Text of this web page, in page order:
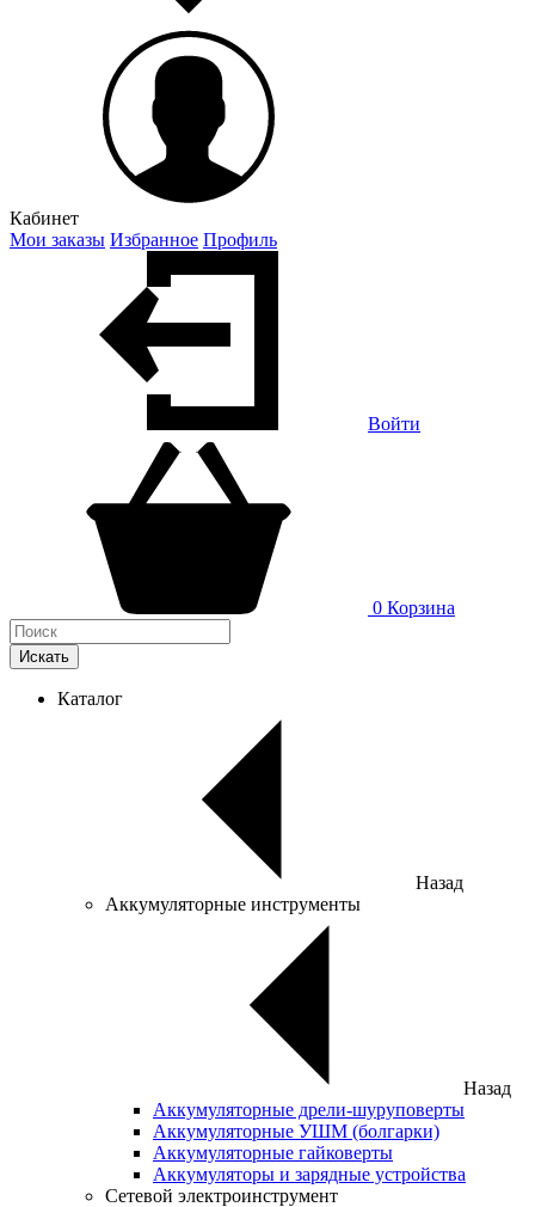
Кабинет
Мои заказы Избранное Профиль
Войти
0 Корзина
Искать
Каталог
Назад
Аккумуляторные инструменты
Назад
Аккумуляторные дрели-шуруповерты
Аккумуляторные УШМ (болгарки)
Аккумуляторные гайковерты
Аккумуляторы и зарядные устройства
Сетевой электроинструмент